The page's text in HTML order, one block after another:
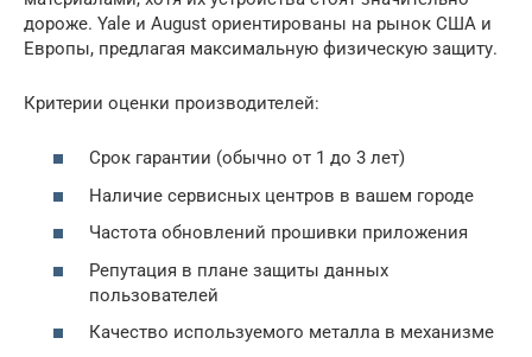
дороже. Yale и August ориентированы на рынок США и
Европы, предлагая максимальную физическую защиту.
Критерии оценки производителей:
Срок гарантии (обычно от 1 до 3 лет)
Наличие сервисных центров в вашем городе
Частота обновлений прошивки приложения
Репутация в плане защиты данных
пользователей
Качество используемого металла в механизме